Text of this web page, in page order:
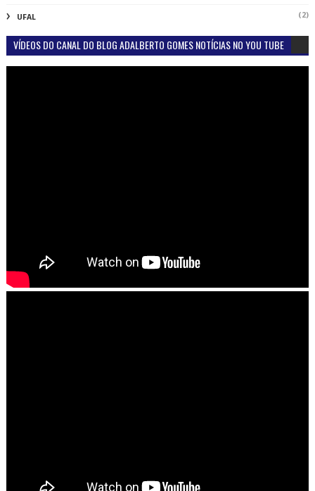
UFAL (2)
VÍDEOS DO CANAL DO BLOG ADALBERTO GOMES NOTÍCIAS NO YOU TUBE